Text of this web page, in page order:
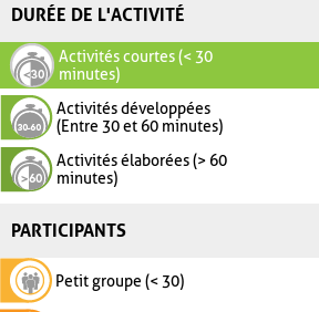
DURÉE DE L'ACTIVITÉ
Activités courtes (< 30
minutes)
Activités développées
(Entre 30 et 60 minutes)
Activités élaborées (> 60
minutes)
PARTICIPANTS
Petit groupe (< 30)